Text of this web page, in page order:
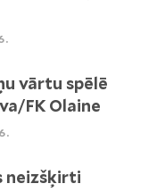
vārtu spēlē
FK Olaine
neizšķirti